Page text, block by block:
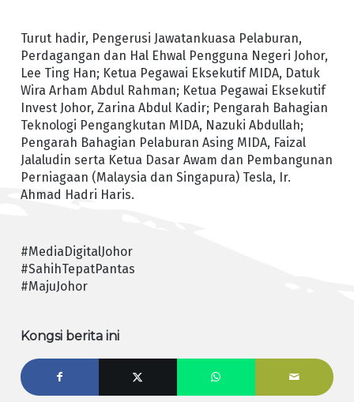
Turut hadir, Pengerusi Jawatankuasa Pelaburan,
Perdagangan dan Hal Ehwal Pengguna Negeri Johor,
Lee Ting Han; Ketua Pegawai Eksekutif MIDA, Datuk
Wira Arham Abdul Rahman; Ketua Pegawai Eksekutif
Invest Johor, Zarina Abdul Kadir; Pengarah Bahagian
Teknologi Pengangkutan MIDA, Nazuki Abdullah;
Pengarah Bahagian Pelaburan Asing MIDA, Faizal
Jalaludin serta Ketua Dasar Awam dan Pembangunan
Perniagaan (Malaysia dan Singapura) Tesla, Ir.
Ahmad Hadri Haris.
#MediaDigitalJohor
#SahihTepatPantas
#MajuJohor
Kongsi berita ini